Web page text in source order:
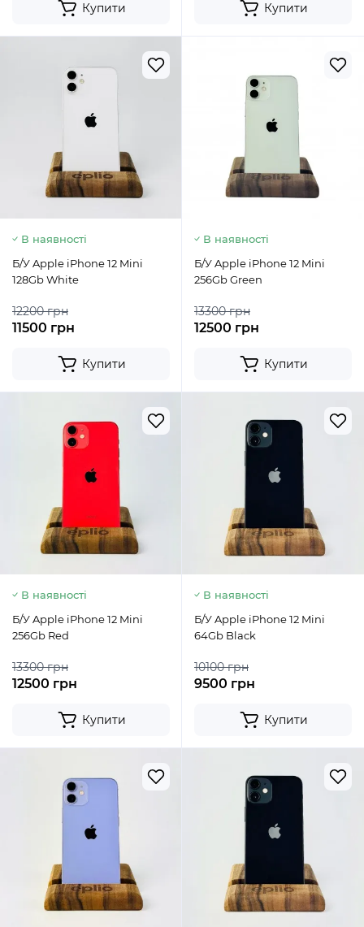
Купити Купити
В наявності
Б/У Apple iPhone 12 Mini
128Gb White
12200 грн
11500 грн
Купити
В наявності
Б/У Apple iPhone 12 Mini
256Gb Green
13300 грн
12500 грн
Купити
В наявності
Б/У Apple iPhone 12 Mini
256Gb Red
13300 грн
12500 грн
Купити
В наявності
Б/У Apple iPhone 12 Mini
64Gb Black
10100 грн
9500 грн
Купити